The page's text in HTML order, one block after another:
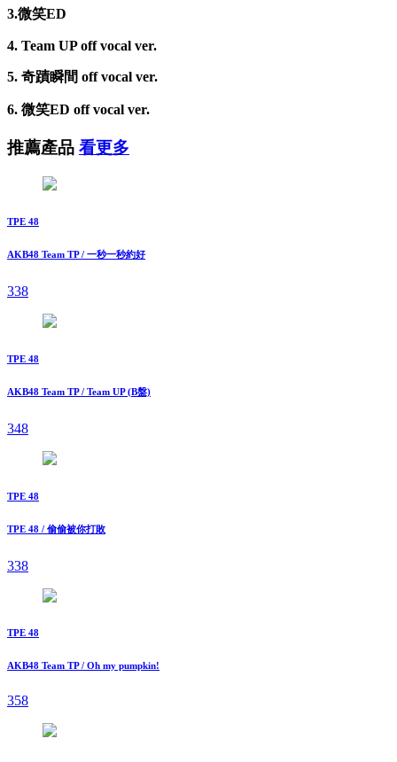
3.微笑ED
4. Team UP off vocal ver.
5. 奇蹟瞬間 off vocal ver.
6. 微笑ED off vocal ver.
推薦產品 看更多
TPE 48
AKB48 Team TP / 一秒一秒約好
338
TPE 48
AKB48 Team TP / Team UP (B盤)
348
TPE 48
TPE 48 / 偷偷被你打敗
338
TPE 48
AKB48 Team TP / Oh my pumpkin!
358